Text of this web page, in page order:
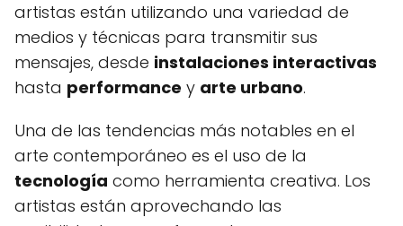
artistas están utilizando una variedad de
medios y técnicas para transmitir sus
mensajes, desde instalaciones interactivas
hasta performance y arte urbano.
Una de las tendencias más notables en el
arte contemporáneo es el uso de la
tecnología como herramienta creativa. Los
artistas están aprovechando las